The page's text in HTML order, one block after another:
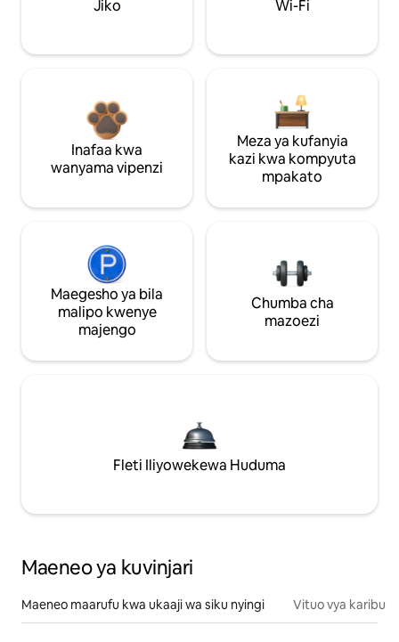
Jiko Wi-Fi
Inafaa kwa
wanyama vipenzi
Meza ya kufanyia
kazi kwa kompyuta
mpakato
Maegesho ya bila
malipo kwenye
majengo
Chumba cha
mazoezi
Fleti Iliyowekewa Huduma
Maeneo ya kuvinjari
Maeneo maarufu kwa ukaaji wa siku nyingi Vituo vya karibu